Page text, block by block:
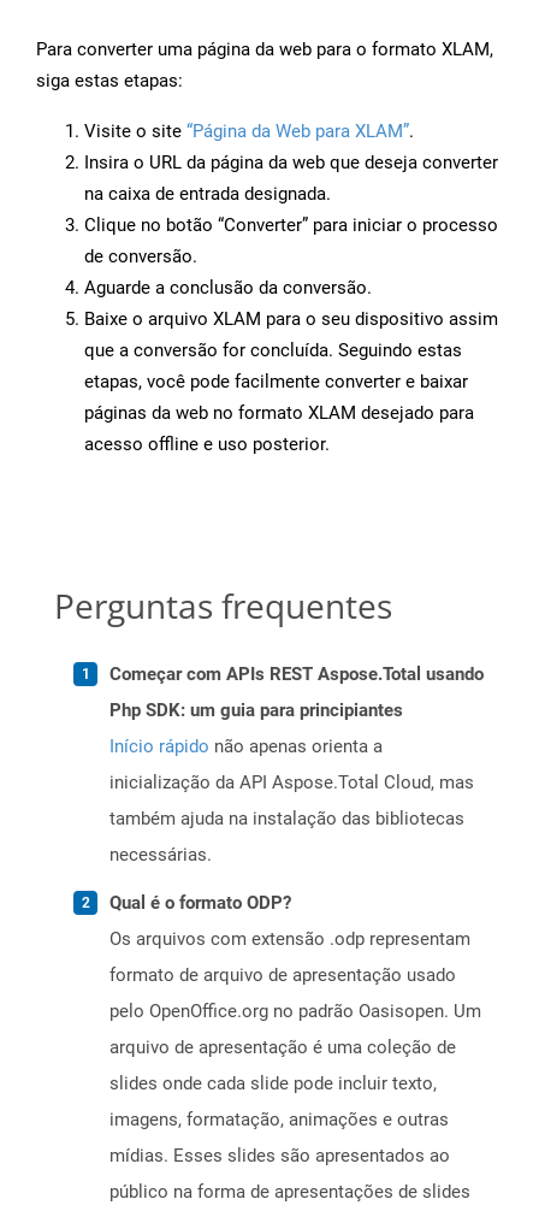
Para converter uma página da web para o formato XLAM,
siga estas etapas:
Visite o site “Página da Web para XLAM”.
Insira o URL da página da web que deseja converter
na caixa de entrada designada.
Clique no botão “Converter” para iniciar o processo
de conversão.
Aguarde a conclusão da conversão.
Baixe o arquivo XLAM para o seu dispositivo assim
que a conversão for concluída. Seguindo estas
etapas, você pode facilmente converter e baixar
páginas da web no formato XLAM desejado para
acesso offline e uso posterior.
Perguntas frequentes
Começar com APIs REST Aspose.Total usando
Php SDK: um guia para principiantes
Início rápido não apenas orienta a
inicialização da API Aspose.Total Cloud, mas
também ajuda na instalação das bibliotecas
necessárias.
Qual é o formato ODP?
Os arquivos com extensão .odp representam
formato de arquivo de apresentação usado
pelo OpenOffice.org no padrão Oasisopen. Um
arquivo de apresentação é uma coleção de
slides onde cada slide pode incluir texto,
imagens, formatação, animações e outras
mídias. Esses slides são apresentados ao
público na forma de apresentações de slides